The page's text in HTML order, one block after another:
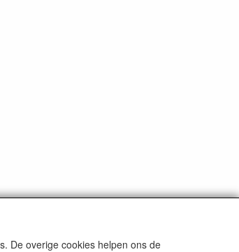
De overige cookies helpen ons de